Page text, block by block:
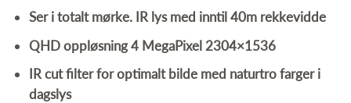
Ser i totalt mørke. IR lys med inntil 40m rekkevidde
QHD oppløsning 4 MegaPixel 2304×1536
IR cut filter for optimalt bilde med naturtro farger i
dagslys